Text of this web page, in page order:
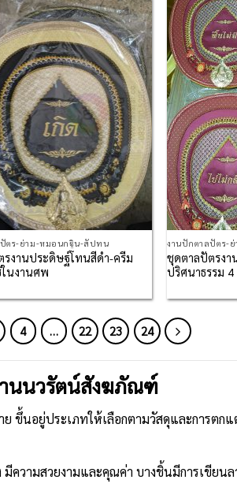
Add to
Wishlist
ตร-ย่าม-หมอนกฐิน-สัปทน
งานประดิษฐ์โทนสีดำ-ครีม
นงานศพ
งานปักตาลปัตร-
ชุดตาลปัตรงา
ปริศนาธรรม
4 … 22 23 24
นนวรัตน์สังฆภัณฑ์
ขึ้นอยู่ประเภทให้เลือกตามวัสดุและการตกแ
ความสวยงามและคุณค่า บางชิ้นมีการเขียน